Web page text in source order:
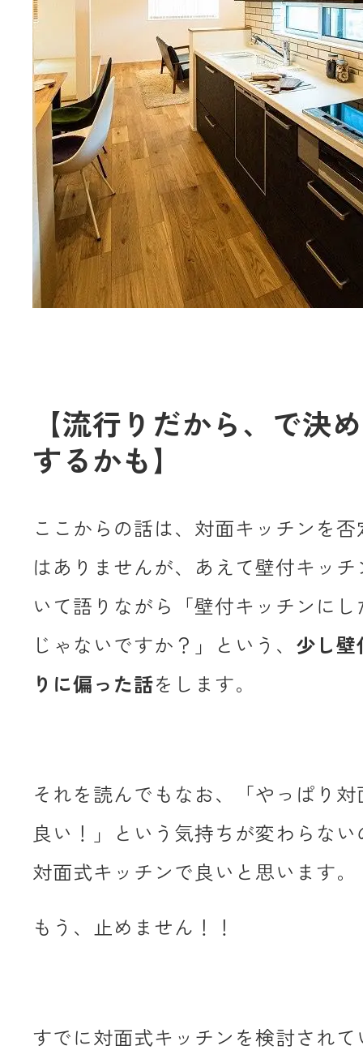
【流行りだから、で決
するかも】
ここからの話は、対面キッチンを
はありませんが、あえて壁付キッ
いて語りながら「壁付キッチンに
じゃないですか？」という、 少し壁
りに偏った話をします。
それを読んでもなお、「やっぱり
良い！」という気持ちが変わらな
対面式キッチンで良いと思います。
もう、止めません！！
すでに対面式キッチンを検討され